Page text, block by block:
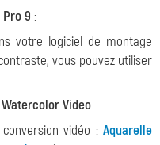
Pro 9 :
votre logiciel de montage
vous pouvez utiliser
Watercolor Video.
vidéo : Aquarelle